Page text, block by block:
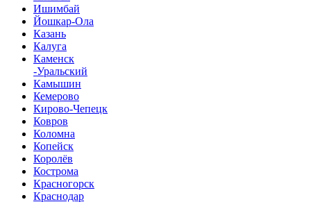
Ишимбай
Йошкар-Ола
Казань
Калуга
Каменск
-Уральский
Камышин
Кемерово
Кирово-Чепецк
Ковров
Коломна
Копейск
Королёв
Кострома
Красногорск
Краснодар